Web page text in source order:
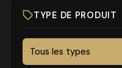
TYPE DE PRODUIT
Tous les types